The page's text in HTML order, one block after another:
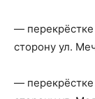
—
сторону ул.
—